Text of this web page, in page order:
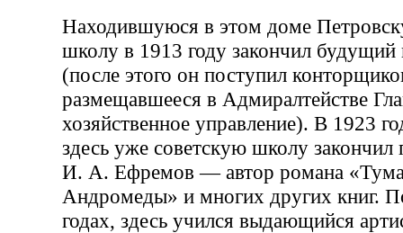
Находившуюся в этом доме
школу в 1913 году закончил
(после этого он поступил
размещавшееся в Адмиралтействе
хозяйственное управление). В 1923
здесь уже советскую школу закончил
И. А. Ефремов — автор романа
Андромеды» и многих других книг.
годах, здесь учился выдающийся